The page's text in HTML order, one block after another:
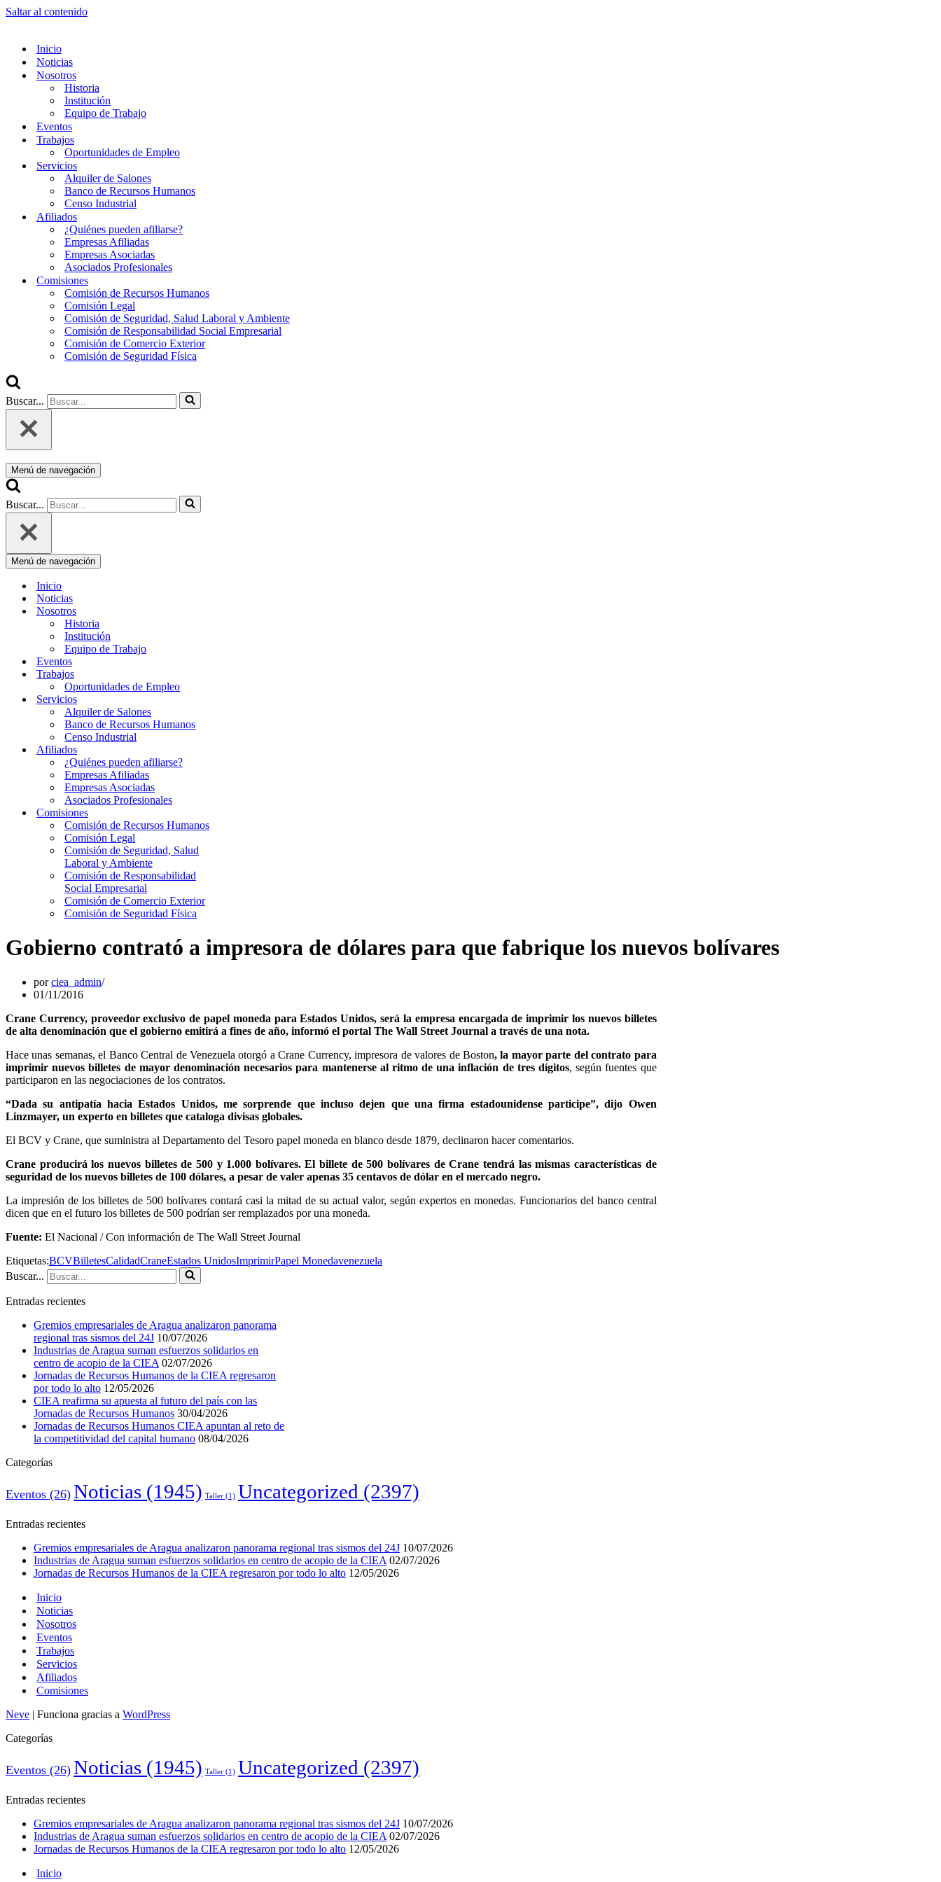
Saltar al contenido
Inicio
Noticias
Nosotros
Historia
Institución
Equipo de Trabajo
Eventos
Trabajos
Oportunidades de Empleo
Servicios
Alquiler de Salones
Banco de Recursos Humanos
Censo Industrial
Afiliados
¿Quiénes pueden afiliarse?
Empresas Afiliadas
Empresas Asociadas
Asociados Profesionales
Comisiones
Comisión de Recursos Humanos
Comisión Legal
Comisión de Seguridad, Salud Laboral y Ambiente
Comisión de Responsabilidad Social Empresarial
Comisión de Comercio Exterior
Comisión de Seguridad Física
Buscar...
Menú de navegación
Buscar...
Menú de navegación
Inicio
Noticias
Nosotros
Historia
Institución
Equipo de Trabajo
Eventos
Trabajos
Oportunidades de Empleo
Servicios
Alquiler de Salones
Banco de Recursos Humanos
Censo Industrial
Afiliados
¿Quiénes pueden afiliarse?
Empresas Afiliadas
Empresas Asociadas
Asociados Profesionales
Comisiones
Comisión de Recursos Humanos
Comisión Legal
Comisión de Seguridad, Salud
Laboral y Ambiente
Comisión de Responsabilidad
Social Empresarial
Comisión de Comercio Exterior
Comisión de Seguridad Física
Gobierno contrató a impresora de dólares para que fabrique los nuevos bolívares
porciea_admin
01/11/2016
Crane Currency, proveedor exclusivo de papel moneda para Estados Unidos, será la empresa encargada de imprimir los nuevos billetes
de alta denominación que el gobierno emitirá a fines de año, informó el portal The Wall Street Journal a través de una nota.
Hace unas semanas, el Banco Central de Venezuela otorgó a Crane Currency, impresora de valores de Boston, la mayor parte del contrato para
imprimir nuevos billetes de mayor denominación necesarios para mantenerse al ritmo de una inflación de tres dígitos, según fuentes que
participaron en las negociaciones de los contratos.
“Dada su antipatía hacia Estados Unidos, me sorprende que incluso dejen que una firma estadounidense participe”, dijo Owen
Linzmayer, un experto en billetes que cataloga divisas globales.
El BCV y Crane, que suministra al Departamento del Tesoro papel moneda en blanco desde 1879, declinaron hacer comentarios.
Crane producirá los nuevos billetes de 500 y 1.000 bolívares. El billete de 500 bolívares de Crane tendrá las mismas características de
seguridad de los nuevos billetes de 100 dólares, a pesar de valer apenas 35 centavos de dólar en el mercado negro.
La impresión de los billetes de 500 bolívares contará casi la mitad de su actual valor, según expertos en monedas. Funcionarios del banco central
dicen que en el futuro los billetes de 500 podrían ser remplazados por una moneda.
Fuente: El Nacional / Con información de The Wall Street Journal
Etiquetas:BCVBilletesCalidadCraneEstados UnidosImprimirPapel Monedavenezuela
Buscar...
Entradas recientes
Gremios empresariales de Aragua analizaron panorama
regional tras sismos del 24J 10/07/2026
Industrias de Aragua suman esfuerzos solidarios en
centro de acopio de la CIEA 02/07/2026
Jornadas de Recursos Humanos de la CIEA regresaron
por todo lo alto 12/05/2026
CIEA reafirma su apuesta al futuro del país con las
Jornadas de Recursos Humanos 30/04/2026
Jornadas de Recursos Humanos CIEA apuntan al reto de
la competitividad del capital humano 08/04/2026
Categorías
Eventos (26) Noticias (1945) Taller (1) Uncategorized (2397)
Entradas recientes
Gremios empresariales de Aragua analizaron panorama regional tras sismos del 24J 10/07/2026
Industrias de Aragua suman esfuerzos solidarios en centro de acopio de la CIEA 02/07/2026
Jornadas de Recursos Humanos de la CIEA regresaron por todo lo alto 12/05/2026
Inicio
Noticias
Nosotros
Eventos
Trabajos
Servicios
Afiliados
Comisiones
Neve | Funciona gracias a WordPress
Categorías
Eventos (26) Noticias (1945) Taller (1) Uncategorized (2397)
Entradas recientes
Gremios empresariales de Aragua analizaron panorama regional tras sismos del 24J 10/07/2026
Industrias de Aragua suman esfuerzos solidarios en centro de acopio de la CIEA 02/07/2026
Jornadas de Recursos Humanos de la CIEA regresaron por todo lo alto 12/05/2026
Inicio